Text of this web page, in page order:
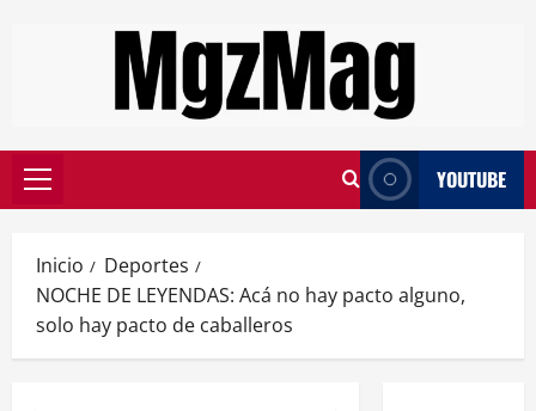
YOUTUBE
Inicio
Deportes
NOCHE DE LEYENDAS: Acá no hay pacto alguno,
solo hay pacto de caballeros